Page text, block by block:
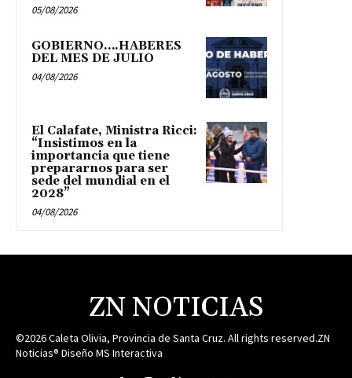
05/08/2026
GOBIERNO….HABERES
DEL MES DE JULIO
04/08/2026
El Calafate, Ministra Ricci:
“Insistimos en la
importancia que tiene
prepararnos para ser
sede del mundial en el
2028”
04/08/2026
ZN NOTICIAS
©2026 Caleta Olivia, Provincia de Santa Cruz. All rights reserved.ZN
Noticias® Diseño MS Interactiva